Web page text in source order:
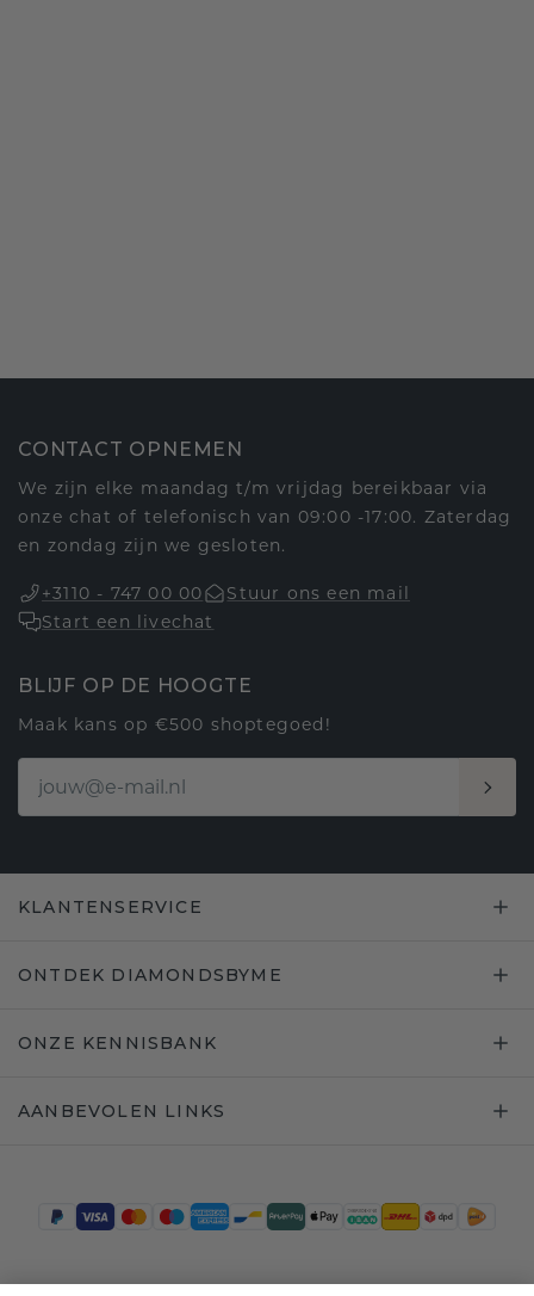
CONTACT OPNEMEN
We zijn elke maandag t/m vrijdag bereikbaar via
onze chat of telefonisch van 09:00 -17:00. Zaterdag
en zondag zijn we gesloten.
+3110 - 747 00 00
Stuur ons een mail
Start een livechat
BLIJF OP DE HOOGTE
Maak kans op €500 shoptegoed!
KLANTENSERVICE
ONTDEK DIAMONDSBYME
ONZE KENNISBANK
AANBEVOLEN LINKS